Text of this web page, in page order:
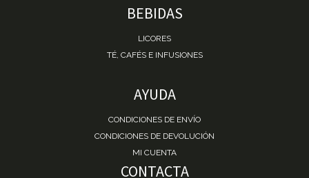
BEBIDAS
LICORES
TÉ, CAFÉS E INFUSIONES
AYUDA
CONDICIONES DE ENVÍO
CONDICIONES DE DEVOLUCIÓN
MI CUENTA
CONTACTA